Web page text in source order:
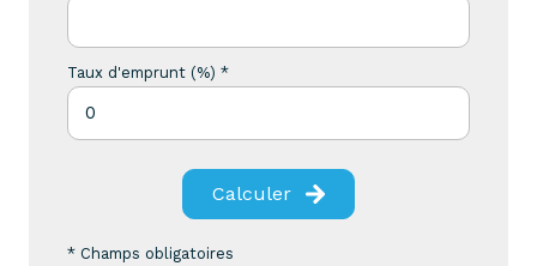
Taux d'emprunt (%) *
Calculer
* Champs obligatoires